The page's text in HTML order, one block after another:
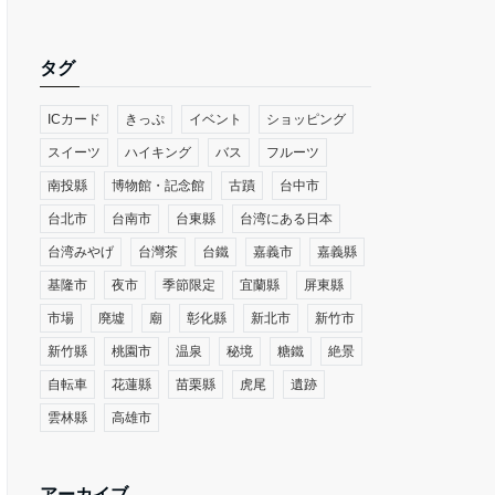
タグ
ICカード きっぷ イベント ショッピング
スイーツ ハイキング バス フルーツ
南投縣 博物館・記念館 古蹟 台中市
台北市 台南市 台東縣 台湾にある日本
台湾みやげ 台灣茶 台鐵 嘉義市 嘉義縣
基隆市 夜市 季節限定 宜蘭縣 屏東縣
市場 廃墟 廟 彰化縣 新北市 新竹市
新竹縣 桃園市 温泉 秘境 糖鐵 絶景
自転車 花蓮縣 苗栗縣 虎尾 遺跡
雲林縣 高雄市